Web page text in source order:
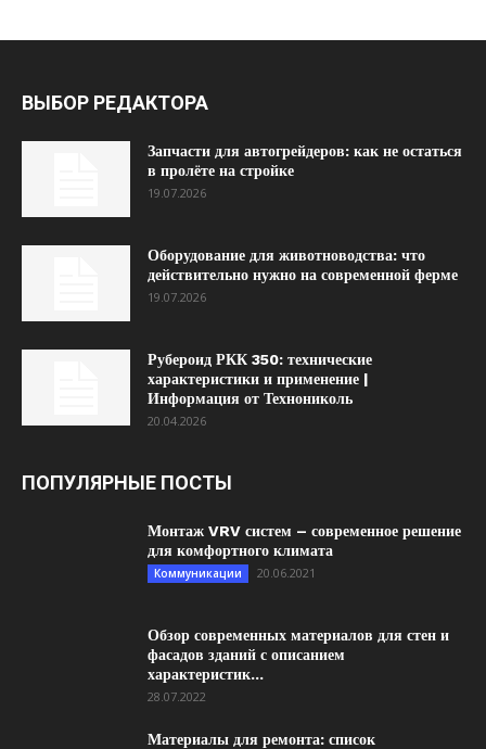
ВЫБОР РЕДАКТОРА
Запчасти для автогрейдеров: как не остаться
в пролёте на стройке
19.07.2026
Оборудование для животноводства: что
действительно нужно на современной ферме
19.07.2026
Рубероид РКК 350: технические
характеристики и применение |
Информация от Технониколь
20.04.2026
ПОПУЛЯРНЫЕ ПОСТЫ
Монтаж VRV систем – современное решение
для комфортного климата
Коммуникации 20.06.2021
Обзор современных материалов для стен и
фасадов зданий с описанием
характеристик...
28.07.2022
Материалы для ремонта: список